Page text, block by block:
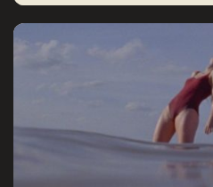
Animafest Zagreb,
ugleda koja svake godine